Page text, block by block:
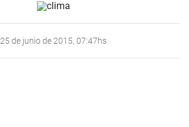
25 de junio de 2015, 07:47hs